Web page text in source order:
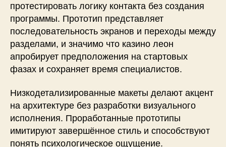
протестировать логику контакта без создания
программы. Прототип представляет
последовательность экранов и переходы между
разделами, и значимо что казино леон
апробирует предположения на стартовых
фазах и сохраняет время специалистов.
Низкодетализированные макеты делают акцент
на архитектуре без разработки визуального
исполнения. Проработанные прототипы
имитируют завершённое стиль и способствуют
понять психологическое ощущение.